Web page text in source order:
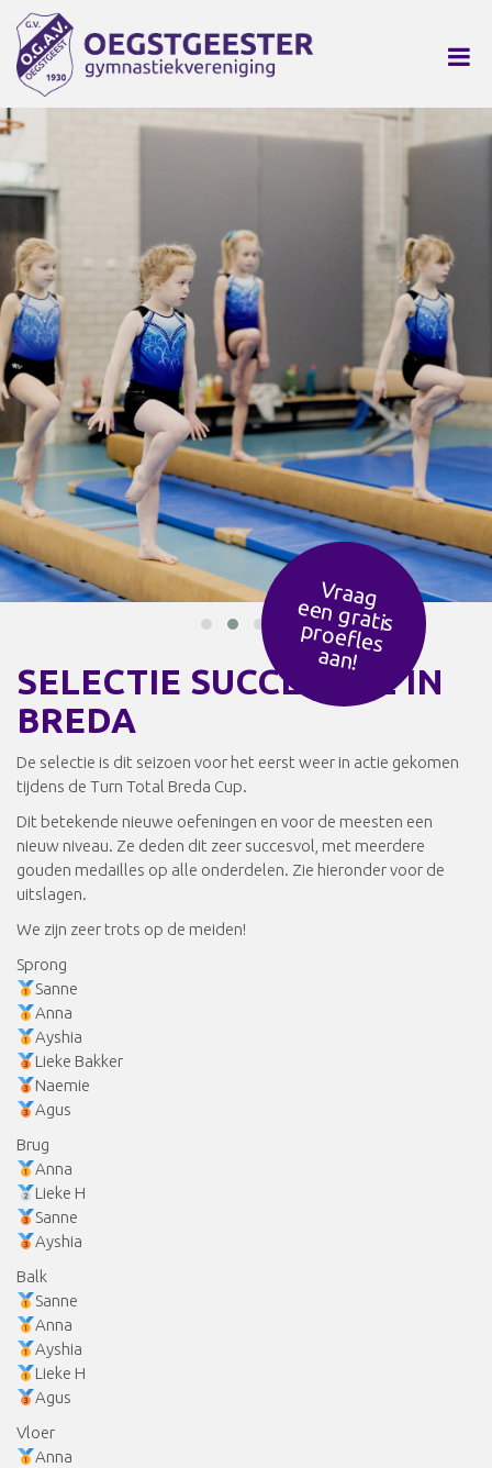
Vraag
een g
ratis
p
ro
efles
aan!
SELECTIE SUCCESVOL IN
BREDA
De selectie is dit seizoen voor het eerst weer in actie gekomen
tijdens de Turn Total Breda Cup.
Dit betekende nieuwe oefeningen en voor de meesten een
nieuw niveau. Ze deden dit zeer succesvol, met meerdere
gouden medailles op alle onderdelen. Zie hieronder voor de
uitslagen.
We zijn zeer trots op de meiden!
Sprong
Sanne
Anna
Ayshia
Lieke Bakker
Naemie
Agus
Brug
Anna
Lieke H
Sanne
Ayshia
Balk
Sanne
Anna
Ayshia
Lieke H
Agus
Vloer
Anna